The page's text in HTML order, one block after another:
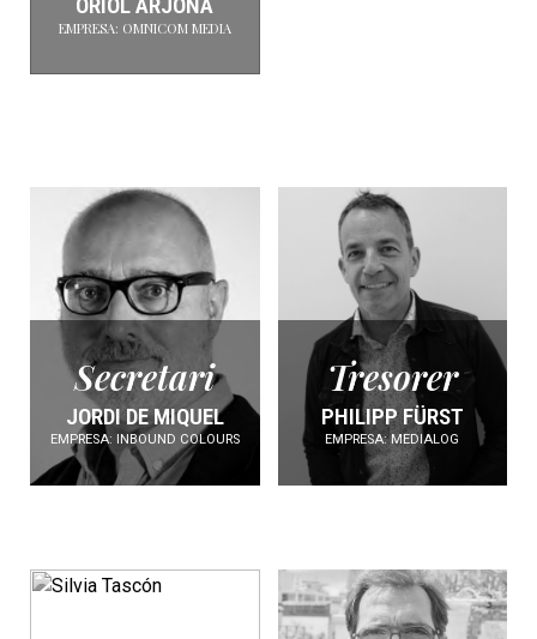
EMPRESA: OMNICOM MEDIA
Secretari
JORDI DE MIQUEL
EMPRESA: INBOUND COLOURS
Tresorer
PHILIPP FÜRST
EMPRESA: MEDIALOG